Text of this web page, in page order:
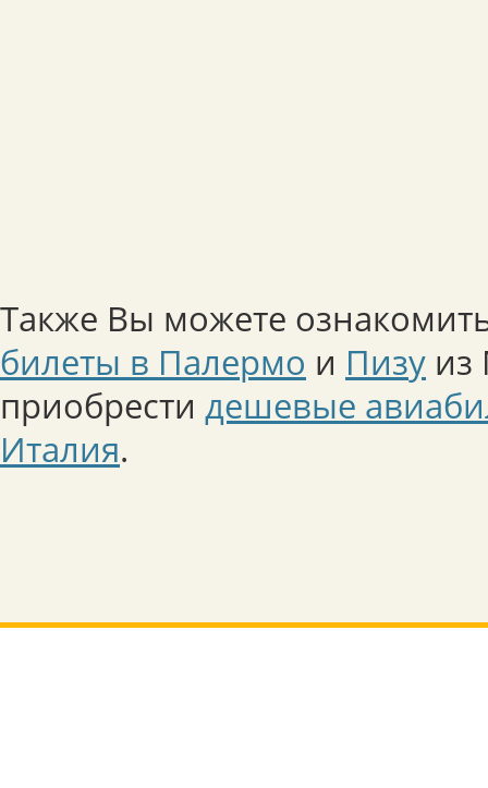
Также Вы можете
билеты в Палермо и Пизу из
приобрести дешевые
Италия.